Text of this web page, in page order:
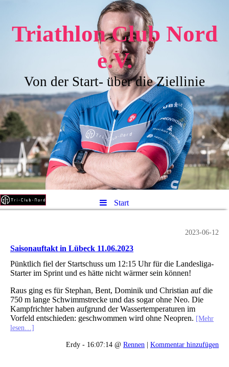
Triathlon Club Nord
e.V.
Von der Start- über die Ziellinie
Start
2023-06-12
Saisonauftakt in Lübeck 11.06.2023
Pünktlich fiel der Startschuss um 12:15 Uhr für die Landesliga-
Starter im Sprint und es hätte nicht wärmer sein können!
Raus ging es für Stephan, Bent, Dominik und Christian auf die
750 m lange Schwimmstrecke und das sogar ohne Neo. Die
Kampfrichter haben aufgrund der Wassertemperaturen im
Vorfeld entschieden: geschwommen wird ohne Neopren. [Mehr
lesen…]
Erdy - 16:07:14 @ Rennen | Kommentar hinzufügen